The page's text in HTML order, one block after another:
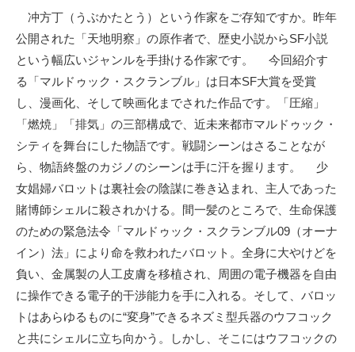
冲方丁（うぶかたとう）という作家をご存知ですか。昨年
公開された「天地明察」の原作者で、歴史小説からSF小説
という幅広いジャンルを手掛ける作家です。 今回紹介す
る「マルドゥック・スクランブル」は日本SF大賞を受賞
し、漫画化、そして映画化までされた作品です。「圧縮」
「燃焼」「排気」の三部構成で、近未来都市マルドゥック・
シティを舞台にした物語です。戦闘シーンはさることなが
ら、物語終盤のカジノのシーンは手に汗を握ります。 少
女娼婦バロットは裏社会の陰謀に巻き込まれ、主人であった
賭博師シェルに殺されかける。間一髪のところで、生命保護
のための緊急法令「マルドゥック・スクランブル09（オーナ
イン）法」により命を救われたバロット。全身に大やけどを
負い、金属製の人工皮膚を移植され、周囲の電子機器を自由
に操作できる電子的干渉能力を手に入れる。そして、バロッ
トはあらゆるものに“変身”できるネズミ型兵器のウフコック
と共にシェルに立ち向かう。しかし、そこにはウフコックの